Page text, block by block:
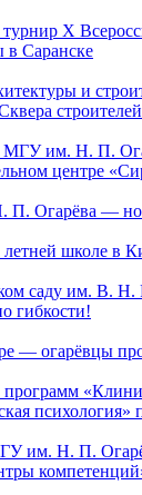
X
в Саранске
и
им. Н. П.
центре
Огарёва —
школе в
саду им. В. Н.
гибкости!
— огарёвцы
им. Н. П.